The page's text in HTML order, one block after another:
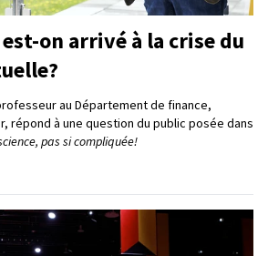
on arrivé à la crise du
au Département de finance,
répond à une question du public posée dans
pas si compliquée!